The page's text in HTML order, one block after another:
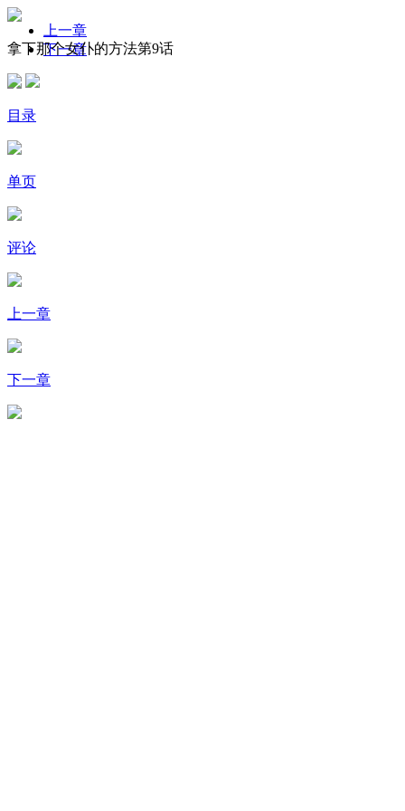
拿下那个女仆的方法第9话
上一章
下一章
目录
单页
评论
上一章
下一章